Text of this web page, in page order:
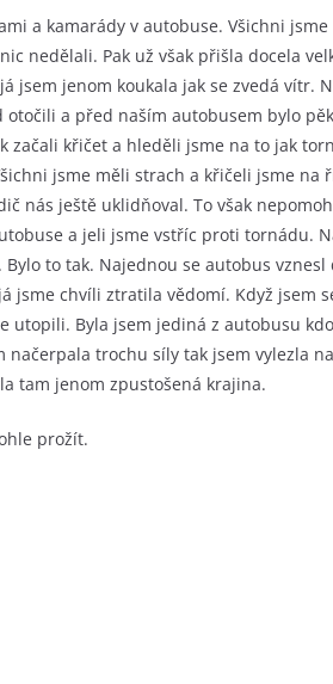
a kamarády v autobuse. Všichni
nedělali. Pak už však přišla docela
jsem jenom koukala jak se zvedá vítr.
otočili a před naším autobusem bylo
začali křičet a hleděli jsme na to jak
jsme měli strach a křičeli jsme na
nás ještě uklidňoval. To však
a jeli jsme vstříc proti tornádu.
to tak. Najednou se autobus vznesl
jsme chvíli ztratila vědomí. Když jsem
utopili. Byla jsem jediná z autobusu
trochu síly tak jsem vylezla
tam jenom zpustošená krajina.
prožít.